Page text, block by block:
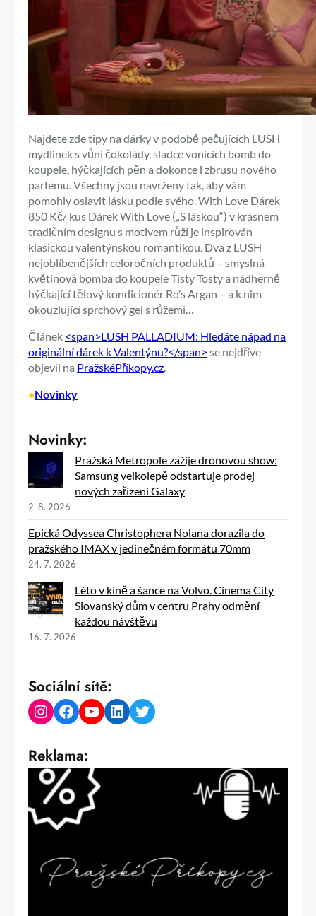
Najdete zde tipy na dárky v podobě pečujících LUSH
mydlinek s vůní čokolády, sladce vonících bomb do
koupele, hýčkajících pěn a dokonce i zbrusu nového
parfému. Všechny jsou navrženy tak, aby vám
pomohly oslavit lásku podle svého. With Love Dárek
850 Kč/ kus Dárek With Love („S láskou“) v krásném
tradičním designu s motivem růží je inspirován
klasickou valentýnskou romantikou. Dva z LUSH
nejoblíbenějších celoročních produktů – smyslná
květinová bomba do koupele Tisty Tosty a nádherně
hýčkající tělový kondicionér Ro’s Argan – a k nim
okouzlující sprchový gel s růžemi…
Článek <span>LUSH PALLADIUM: Hledáte nápad na
originální dárek k Valentýnu?</span> se nejdříve
objevil na PražskéPříkopy.cz.
•Novinky
Novinky:
Pražská Metropole zažije dronovou show:
Samsung velkolepě odstartuje prodej
nových zařízení Galaxy
2. 8. 2026
Epická Odyssea Christophera Nolana dorazila do
pražského IMAX v jedinečném formátu 70mm
24. 7. 2026
Léto v kině a šance na Volvo. Cinema City
Slovanský dům v centru Prahy odmění
každou návštěvu
16. 7. 2026
Sociální sítě:
Instagram Facebook YouTube LinkedIn Twitter
Reklama: